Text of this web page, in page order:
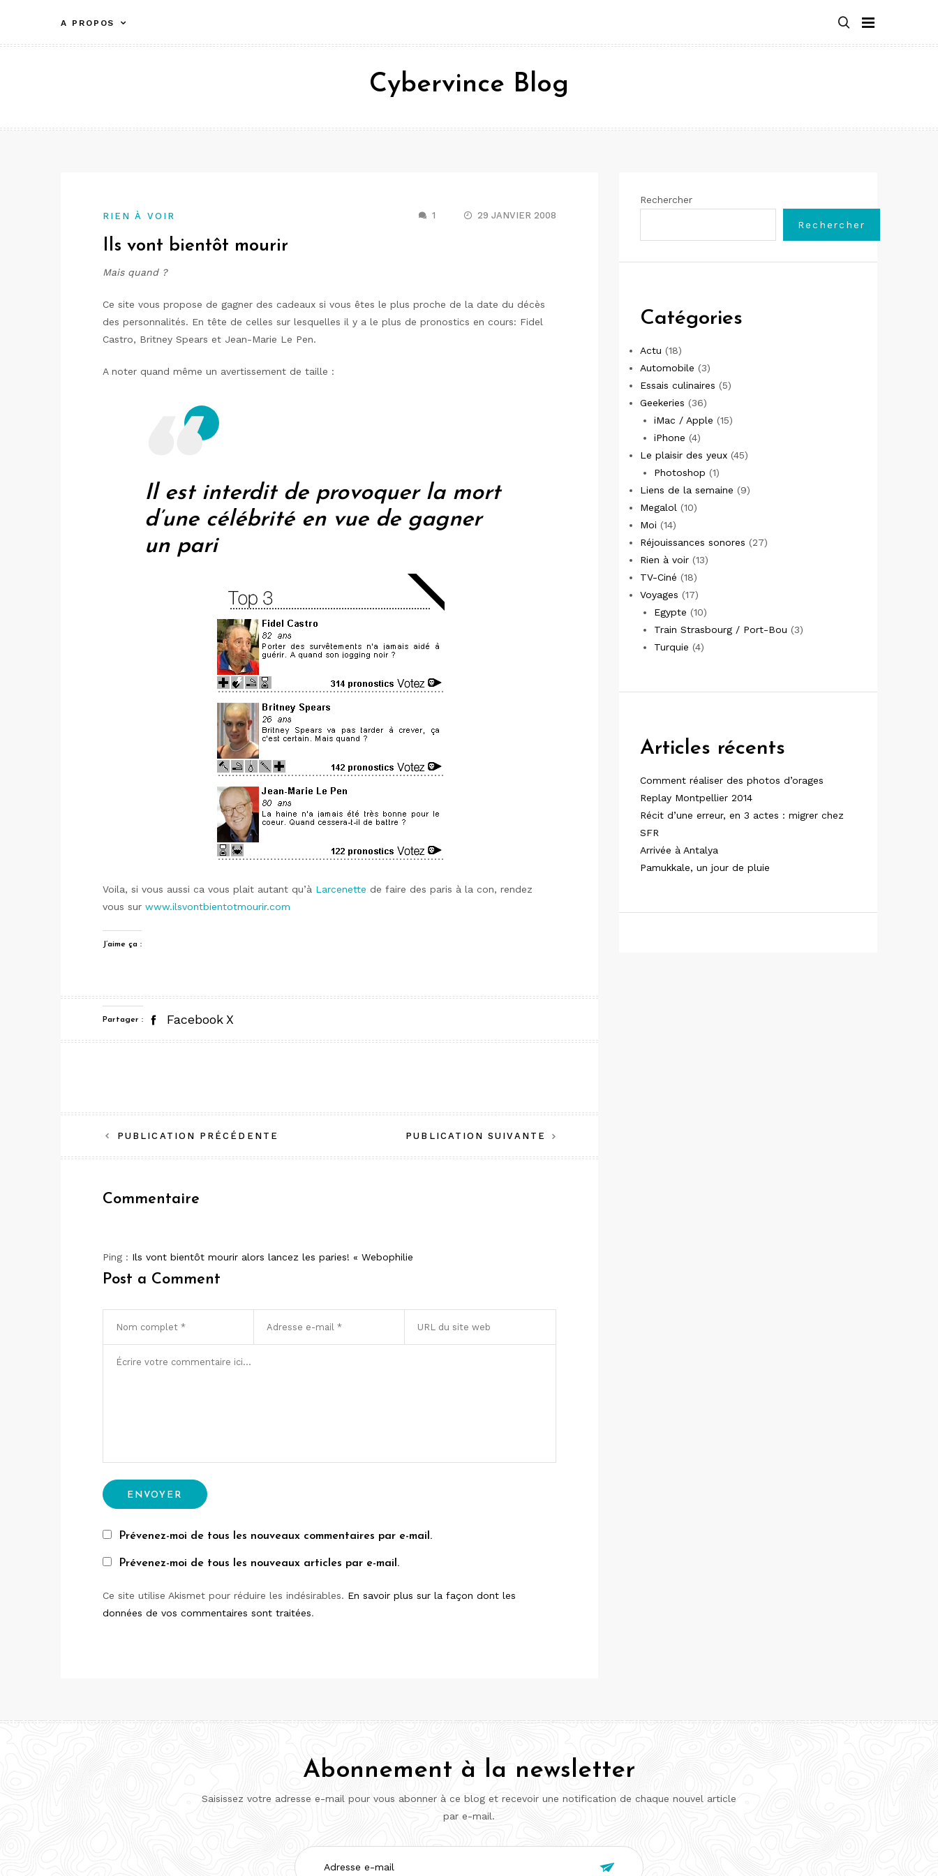
contenu
A PROPOS
Cybervince Blog
RIEN À VOIR 1 29 JANVIER 2008
Ils vont bientôt mourir
Mais quand ?
Ce site vous propose de gagner des cadeaux si vous êtes le plus proche de la date du décès
des personnalités. En tête de celles sur lesquelles il y a le plus de pronostics en cours: Fidel
Castro, Britney Spears et Jean-Marie Le Pen.
A noter quand même un avertissement de taille :
Il est interdit de provoquer la mort
d’une célébrité en vue de gagner
un pari
Voila, si vous aussi ca vous plait autant qu’à Larcenette de faire des paris à la con, rendez
vous sur www.ilsvontbientotmourir.com
J’aime ça :
Partager : Facebook X
Navigation
de
l’article
PUBLICATION PRÉCÉDENTE PUBLICATION SUIVANTE
Commentaire
Ping : Ils vont bientôt mourir alors lancez les paries! « Webophilie
Post a Comment
Prévenez-moi de tous les nouveaux commentaires par e-mail.
Prévenez-moi de tous les nouveaux articles par e-mail.
Ce site utilise Akismet pour réduire les indésirables. En savoir plus sur la façon dont les
données de vos commentaires sont traitées.
Rechercher
Rechercher
Catégories
Actu (18)
Automobile (3)
Essais culinaires (5)
Geekeries (36)
iMac / Apple (15)
iPhone (4)
Le plaisir des yeux (45)
Photoshop (1)
Liens de la semaine (9)
Megalol (10)
Moi (14)
Réjouissances sonores (27)
Rien à voir (13)
TV-Ciné (18)
Voyages (17)
Egypte (10)
Train Strasbourg / Port-Bou (3)
Turquie (4)
Articles récents
Comment réaliser des photos d’orages
Replay Montpellier 2014
Récit d’une erreur, en 3 actes : migrer chez
SFR
Arrivée à Antalya
Pamukkale, un jour de pluie
Abonnement à la newsletter
Saisissez votre adresse e-mail pour vous abonner à ce blog et recevoir une notification de chaque nouvel article
par e-mail.
Adresse
e-
